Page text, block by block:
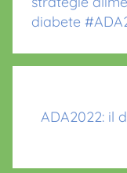
e
diabete
ADA2022: il